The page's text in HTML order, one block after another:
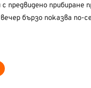
прибиране
бързо показва по-